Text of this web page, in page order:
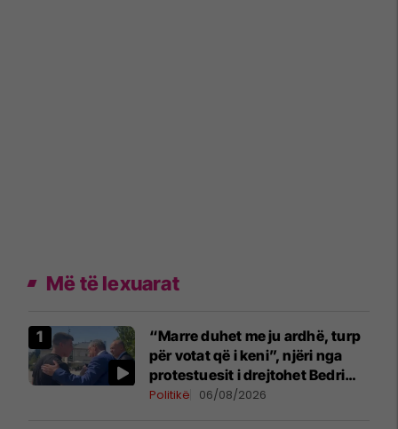
Më të lexuarat
“Marre duhet me ju ardhë, turp
për votat që i keni”, njëri nga
protestuesit i drejtohet Bedri
Hamzës
Politikë 06/08/2026